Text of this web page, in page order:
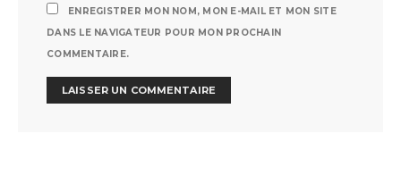
ENREGISTRER MON NOM, MON E-MAIL ET MON SITE
DANS LE NAVIGATEUR POUR MON PROCHAIN
COMMENTAIRE.